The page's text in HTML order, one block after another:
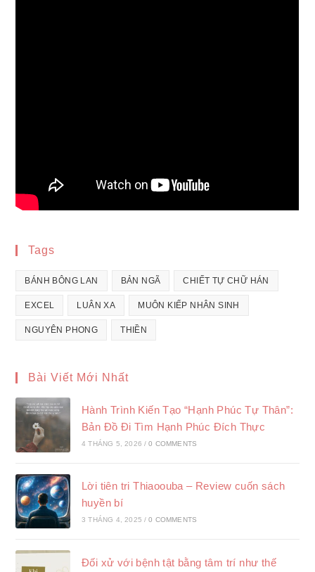
Tags
BÁNH BÔNG LAN BẢN NGÃ CHIẾT TỰ CHỮ HÁN
EXCEL LUÂN XA MUÔN KIẾP NHÂN SINH
NGUYÊN PHONG THIỀN
Bài Viết Mới Nhất
Hành Trình Kiến Tạo “Hạnh Phúc Tự Thân”:
Bản Đồ Đi Tìm Hạnh Phúc Đích Thực
4 THÁNG 5, 2026 / 0 COMMENTS
Lời tiên tri Thiaoouba – Review cuốn sách
huyền bí
3 THÁNG 4, 2025 / 0 COMMENTS
Đối xử với bệnh tật bằng tâm trí như thế